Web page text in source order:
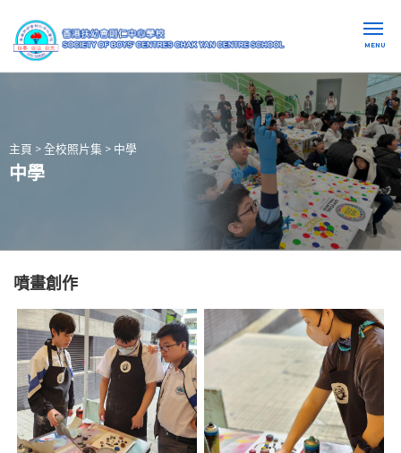
MENU
主頁 > 全校照片集 > 中學
中學
噴畫創作